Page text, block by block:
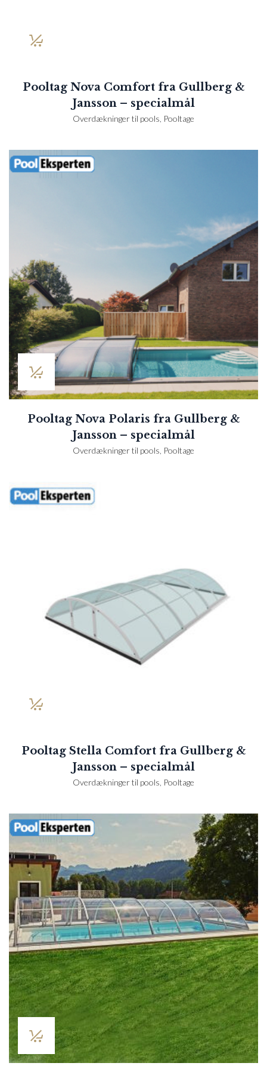
Pooltag Nova Comfort fra Gullberg &
Jansson – specialmål
Overdækninger til pools Pooltage
Pooltag Nova Polaris fra Gullberg &
Jansson – specialmål
Overdækninger til pools Pooltage
Pooltag Stella Comfort fra Gullberg &
Jansson – specialmål
Overdækninger til pools Pooltage